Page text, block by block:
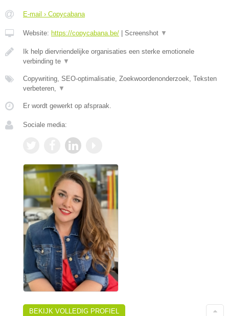
E-mail › Copycabana
Website: https://copycabana.be/ Screenshot ▼
Ik help diervriendelijke organisaties een sterke emotionele
verbinding te ▼
Copywriting, SEO-optimalisatie, Zoekwoordenonderzoek, Teksten
verbeteren, ▼
Er wordt gewerkt op afspraak.
Sociale media:
BEKIJK VOLLEDIG PROFIEL